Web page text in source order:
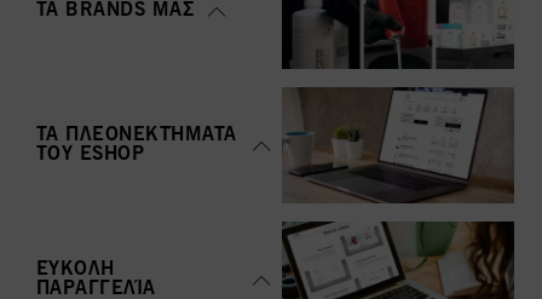
ΤΑ BRANDS ΜΑΣ
ΤΑ ΠΛΕΟΝΕΚΤΉΜΑΤΑ
ΤΟΥ ΕSHOP
ΕΎΚΟΛΗ
ΠΑΡΑΓΓΕΛΊΑ